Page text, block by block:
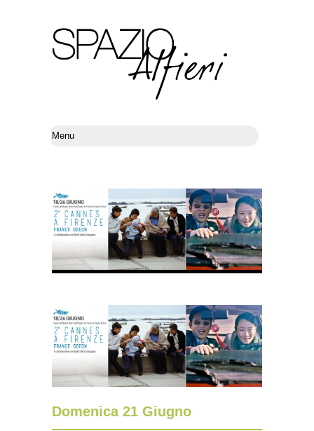
Domenica 21 Giugno